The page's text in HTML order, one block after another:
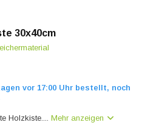
30x40cm
vor 17:00 Uhr bestellt, noch
Holzkiste....Mehr anzeigen